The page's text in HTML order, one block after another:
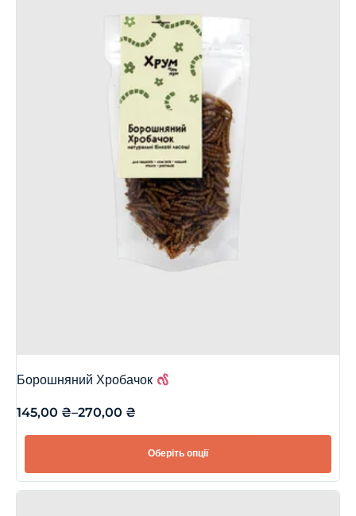
Борошняний Хробачок
145,00 ₴–270,00 ₴
Оберіть опції